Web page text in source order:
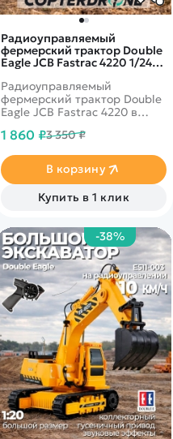
Радиоуправляемый
фермерский трактор Double
Eagle JCB Fastrac 4220 1/24
Радиоуправляемый
фермерский трактор Double
Eagle JCB Fastrac 4220 в
из высококачественного и
пластика ABS. Детали
выполнены тщательно,
чтобы создать впечатление
настоящего автомобиля. К
присоединить прицеп,
который при желании легко
снять. Игра с трактором
сопровождается
реалистичными звуковыми
эффектами. Трактор уже
готов к запуску, осталось
докупить 2 АА батарейки в
пульт, зарядить аккумулятор
и можно ехать.
1 860 ₽3 350 ₽
В корзину
Купить в 1 клик
-38%